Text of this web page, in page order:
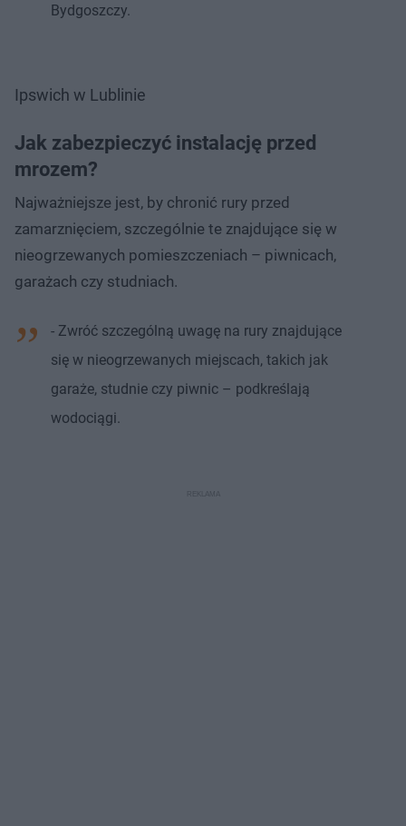
Bydgoszczy.
Ipswich w Lublinie
Jak zabezpieczyć instalację przed
mrozem?
Najważniejsze jest, by chronić rury przed
zamarznięciem, szczególnie te znajdujące się w
nieogrzewanych pomieszczeniach – piwnicach,
garażach czy studniach.
- Zwróć szczególną uwagę na rury znajdujące
się w nieogrzewanych miejscach, takich jak
garaże, studnie czy piwnic – podkreślają
wodociągi.